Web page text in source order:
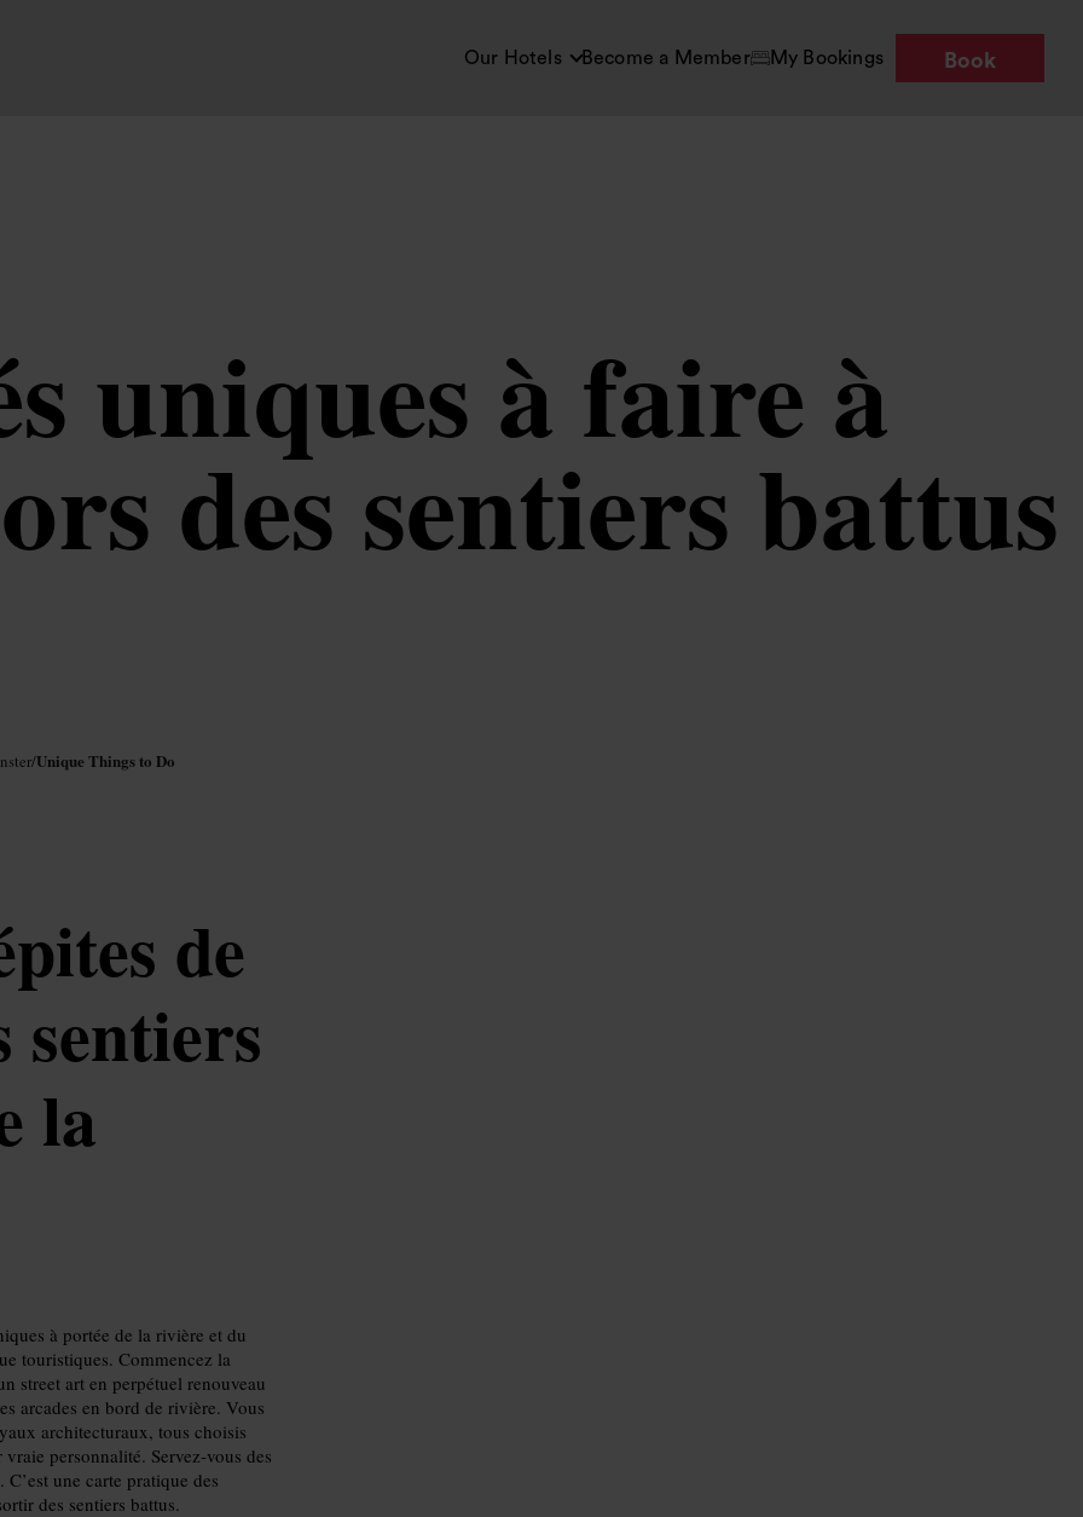
Our Hotels Become a Member My Bookings Book
uniques à faire à
des sentiers battus
/Unique Things to Do
de
sentiers
la
à portée de la rivière et du
touristiques. Commencez la
street art en perpétuel renouveau
arcades en bord de rivière. Vous
architecturaux, tous choisis
personnalité. Servez‑vous des
une carte pratique des
des sentiers battus.